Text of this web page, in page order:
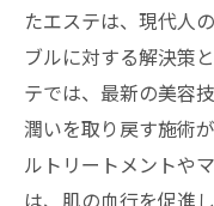
浅草橋のエ
エステ体験
浅草橋エス
ケア
シワケアに
たエステは、現代人
ブルに対する解決策
テでは、最新の美容
潤いを取り戻す施術
ルトリートメントや
は、肌の血行を促進